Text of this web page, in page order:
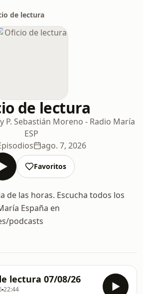
de lectura
de lectura
P. Sebastián Moreno - Radio María
ESP
ago. 7, 2026
Favoritos
de las horas. Escucha todos los
España en
podcasts
lectura 07/08/26
22:44